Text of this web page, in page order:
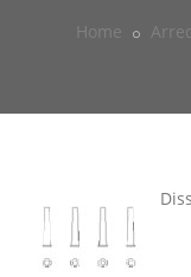
Home